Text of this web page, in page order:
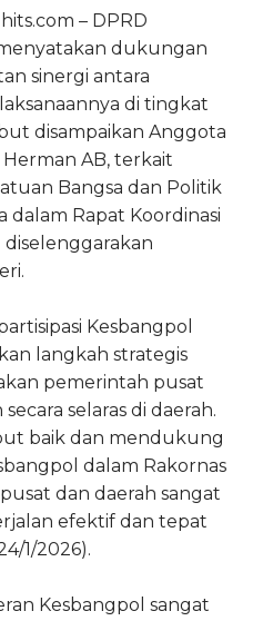
– DPRD
dukungan
sinergi antara
di tingkat
disampaikan Anggota
AB, terkait
Bangsa dan Politik
dalam Rapat Koordinasi
diselenggarakan
Kesbangpol
langkah strategis
pemerintah pusat
selaras di daerah.
baik dan mendukung
dalam Rakornas
dan daerah sangat
efektif dan tepat
1/2026).
Kesbangpol sangat